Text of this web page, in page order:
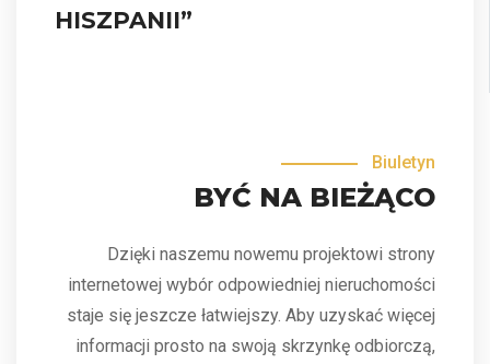
HISZPANII”
Biuletyn
BYĆ NA BIEŻĄCO
Dzięki naszemu nowemu projektowi strony
internetowej wybór odpowiedniej nieruchomości
staje się jeszcze łatwiejszy. Aby uzyskać więcej
informacji prosto na swoją skrzynkę odbiorczą,